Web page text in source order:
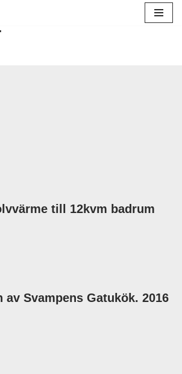
till 12kvm badrum
av Svampens Gatukök. 2016